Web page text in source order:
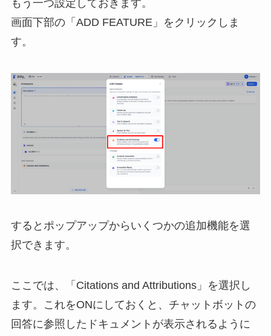
もう一つ設定しておきます。
画面下部の「ADD FEATURE」をクリックしま
す。
するとポップアップからいくつかの追加機能を選
択できます。
​ここでは、「Citations and Attributions」を選択し
ます。これをONにしておくと、チャットボットの
回答に参照したドキュメントが表示されるように